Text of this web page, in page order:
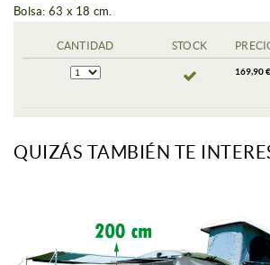
Bolsa: 63 x 18 cm.
CANTIDAD STOCK
169,90 €
QUIZÁS TAMBIÉN TE